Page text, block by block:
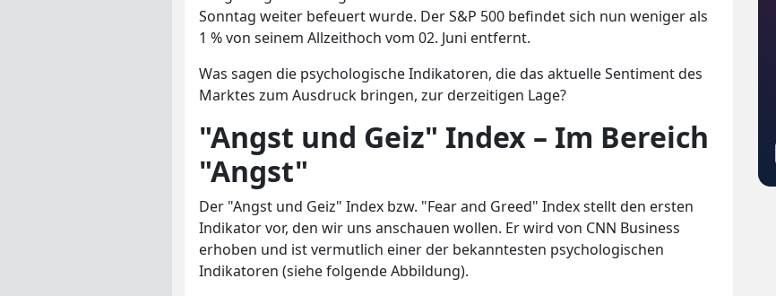
Sonntag weiter befeuert wurde. Der S&P 500 befindet sich nun weniger als
1 % von seinem Allzeithoch vom 02. Juni entfernt.
Was sagen die psychologische Indikatoren, die das aktuelle Sentiment des
Marktes zum Ausdruck bringen, zur derzeitigen Lage?
"Angst und Geiz" Index – Im Bereich
"Angst"
Der "Angst und Geiz" Index bzw. "Fear and Greed" Index stellt den ersten
Indikator vor, den wir uns anschauen wollen. Er wird von CNN Business
erhoben und ist vermutlich einer der bekanntesten psychologischen
Indikatoren (siehe folgende Abbildung).